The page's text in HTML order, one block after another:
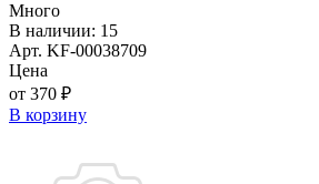
Много
В наличии: 15
Арт. KF-00038709
Цена
от 370 ₽
В корзину